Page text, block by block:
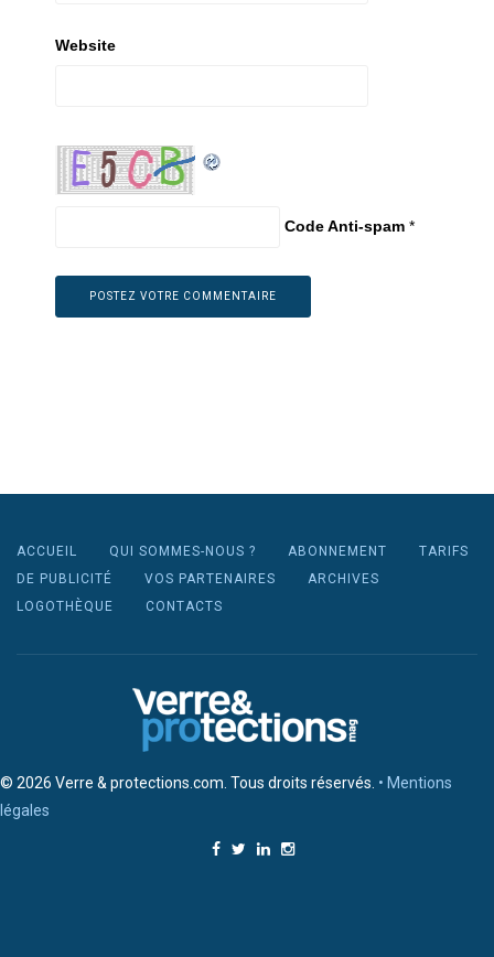
Website
Code Anti-spam *
ACCUEIL QUI SOMMES-NOUS ? ABONNEMENT
TARIFS
DE PUBLICITÉ
VOS PARTENAIRES
ARCHIVES
LOGOTHÈQUE
CONTACTS
© 2026 Verre & protections.com. Tous droits réservés. • Mentions
légales